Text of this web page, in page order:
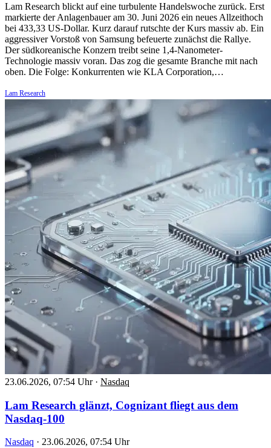
Lam Research blickt auf eine turbulente Handelswoche zurück. Erst
markierte der Anlagenbauer am 30. Juni 2026 ein neues Allzeithoch
bei 433,33 US-Dollar. Kurz darauf rutschte der Kurs massiv ab. Ein
aggressiver Vorstoß von Samsung befeuerte zunächst die Rallye.
Der südkoreanische Konzern treibt seine 1,4-Nanometer-
Technologie massiv voran. Das zog die gesamte Branche mit nach
oben. Die Folge: Konkurrenten wie KLA Corporation,…
Lam Research
23.06.2026, 07:54 Uhr · Nasdaq
Lam Research glänzt, Cognizant fliegt aus dem
Nasdaq-100
Nasdaq · 23.06.2026, 07:54 Uhr